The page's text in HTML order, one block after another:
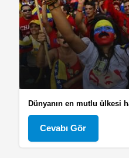
Dünyanın en mutlu ülkesi
Cevabı Gör